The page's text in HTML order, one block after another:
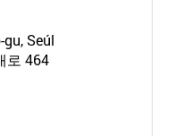
Seúl
로 464